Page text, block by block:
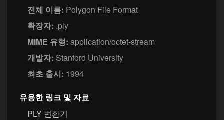
전체 이름: Polygon File Format
확장자: .ply
MIME 유형: application/octet-stream
개발자: Stanford University
최초 출시: 1994
유용한 링크 및 자료
PLY 변환기